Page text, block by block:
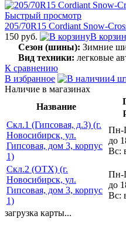
Быстрый просмотр
205/70R15 Cordiant Snow-
150 руб.
В
Сезон (шины): Зимние
Вид техники: легковые
К сравнению
В избранное
4
Наличие в магазинах
Название
Скл.1 (Гипсовая, д.3) (г.
Новосибирск, ул.
Гипсовая, дом 3, корпус
1)
Пн-
до
Вс:
Скл.2 (ОТХ) (г.
Новосибирск, ул.
Гипсовая, дом 3, корпус
1)
Пн-
до
Вс:
загрузка карты...